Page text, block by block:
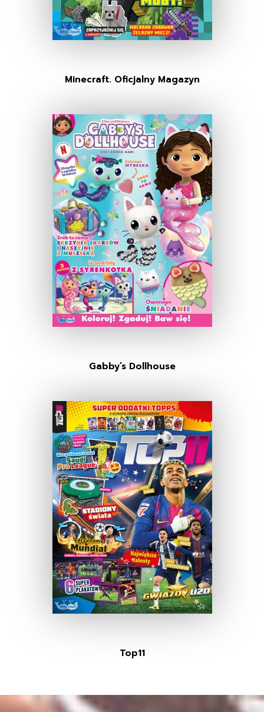
Minecraft. Oficjalny Magazyn
Gabby’s Dollhouse
Top11